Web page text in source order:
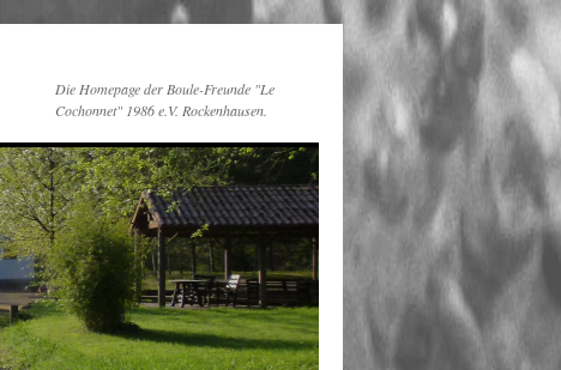
Die Homepage der Boule-Freunde "Le
Cochonnet" 1986 e.V. Rockenhausen.